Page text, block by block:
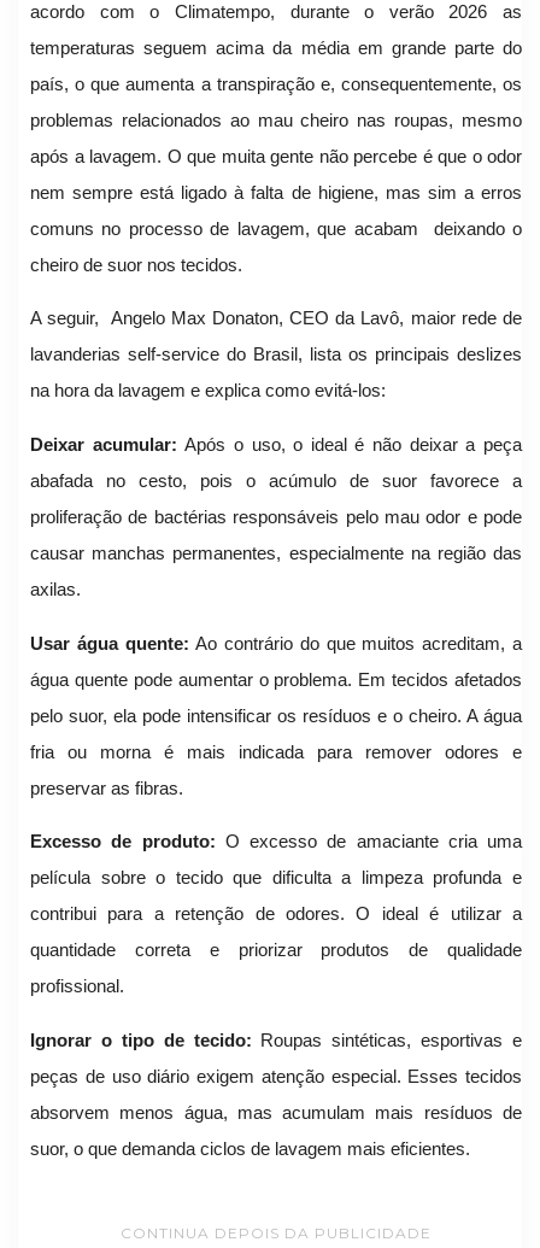
acordo com o Climatempo, durante o verão 2026 as
temperaturas seguem acima da média em grande parte do
país, o que aumenta a transpiração e, consequentemente, os
problemas relacionados ao mau cheiro nas roupas, mesmo
após a lavagem. O que muita gente não percebe é que o odor
nem sempre está ligado à falta de higiene, mas sim a erros
comuns no processo de lavagem, que acabam deixando o
cheiro de suor nos tecidos.
A seguir, Angelo Max Donaton, CEO da Lavô, maior rede de
lavanderias self-service do Brasil, lista os principais deslizes
na hora da lavagem e explica como evitá-los:
Deixar acumular:Após o uso, o ideal é não deixar a peça
abafada no cesto, pois o acúmulo de suor favorece a
proliferação de bactérias responsáveis pelo mau odor e pode
causar manchas permanentes, especialmente na região das
axilas.
Usar água quente:Ao contrário do que muitos acreditam, a
água quente pode aumentar o problema. Em tecidos afetados
pelo suor, ela pode intensificar os resíduos e o cheiro. A água
fria ou morna é mais indicada para remover odores e
preservar as fibras.
Excesso de produto: O excesso de amaciante cria uma
película sobre o tecido que dificulta a limpeza profunda e
contribui para a retenção de odores. O ideal é utilizar a
quantidade correta e priorizar produtos de qualidade
profissional.
Ignorar o tipo de tecido:
Roupas sintéticas, esportivas e
peças de uso diário exigem atenção especial. Esses tecidos
absorvem menos água, mas acumulam mais resíduos de
suor, o que demanda ciclos de lavagem mais eficientes.
CONTINUA DEPOIS DA PUBLICIDADE